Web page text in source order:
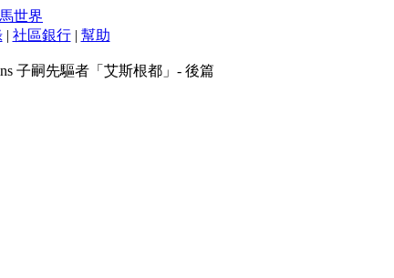
| 社區銀行| 幫助
子嗣先驅者「艾斯根都」- 後篇